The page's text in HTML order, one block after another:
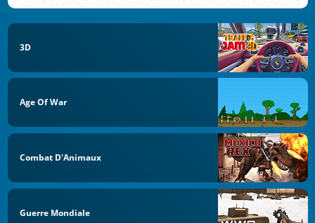
3D
Age Of War
Combat D'Animaux
Guerre Mondiale